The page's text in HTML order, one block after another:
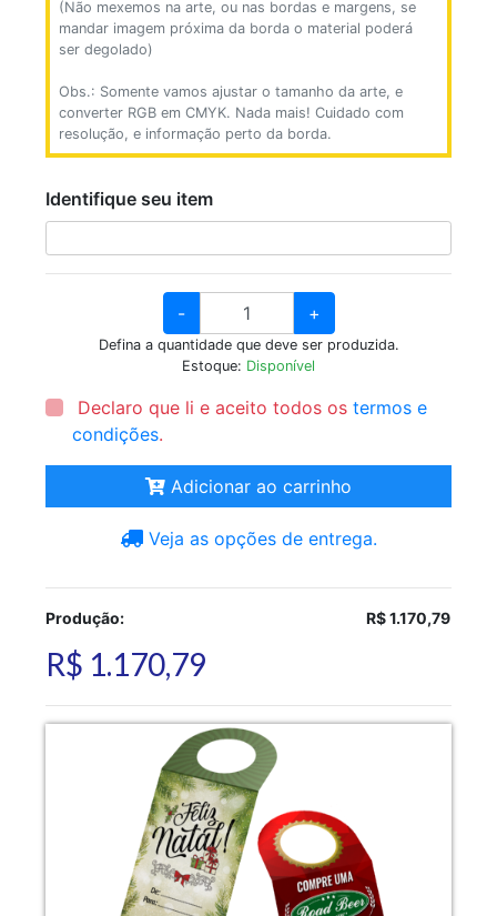
(Não mexemos na arte, ou nas bordas e margens, se
mandar imagem próxima da borda o material poderá
ser degolado)
Obs.: Somente vamos ajustar o tamanho da arte, e
converter RGB em CMYK. Nada mais! Cuidado com
resolução, e informação perto da borda.
Identifique seu item
- +
Defina a quantidade que deve ser produzida.
Estoque: Disponível
Declaro que li e aceito todos ostermos e
condições.
Adicionar ao carrinho
Veja as opções de entrega.
Produção: R$ 1.170,79
R$ 1.170,79